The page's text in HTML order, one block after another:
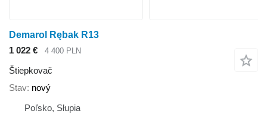
Demarol Rębak R13
1 022 €
4 400 PLN
Štiepkovač
Stav nový
Poľsko, Słupia